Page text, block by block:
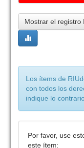
Mostrar el registro
Los ítems de
con todos los
indique lo
Por favor, use
este ítem: